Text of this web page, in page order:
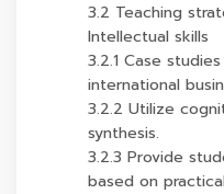
3.2 Teaching
Intellectual skills
3.2.1 Case
international
3.2.2 Utilize
synthesis.
3.2.3 Provide
based on